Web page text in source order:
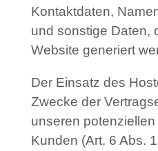
Kontaktdaten,
und sonstige Daten,
Website generiert
Der Einsatz des
Zwecke der
unseren
Kunden (Art. 6 Abs.